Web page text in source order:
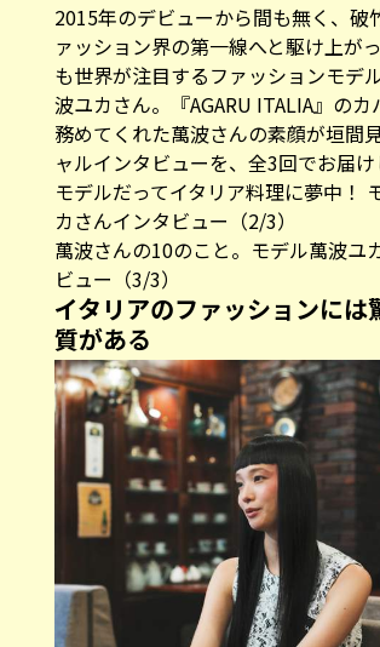
2015年のデビューから間も無く、破
ァッション界の第一線へと駆け上が
も世界が注目するファッションモデ
波ユカさん。『AGARU ITALIA』のカ
務めてくれた萬波さんの素顔が垣間
ャルインタビューを、全3回でお届け
モデルだってイタリア料理に夢中！
カさんインタビュー（2/3）
萬波さんの10のこと。モデル萬波ユ
ビュー（3/3）
イタリアのファッションには
質がある